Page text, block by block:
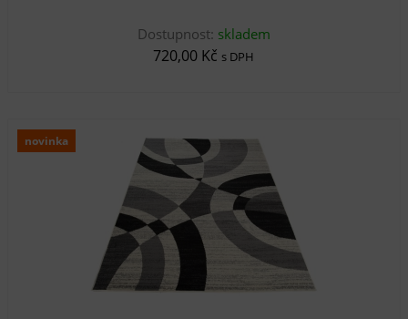
Dostupnost: skladem
720,00 Kč s DPH
novinka